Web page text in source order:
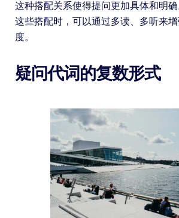
这种搭配关系使得提问更加具体和明
这些搭配时，可以通过多读、多听来
度。
疑问代词的复数形式